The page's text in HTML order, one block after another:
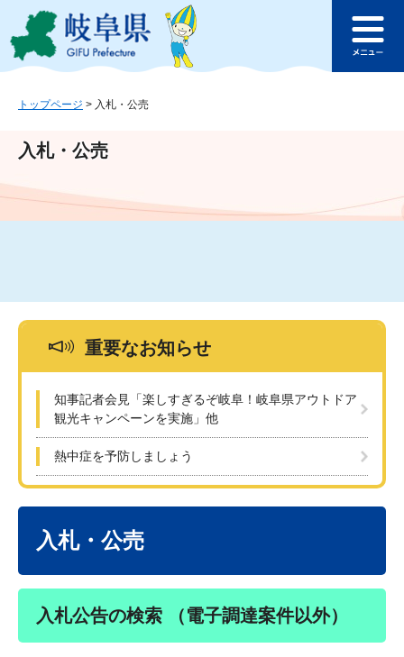
ジ
ュ
文
このページの本文へ
ュ
トップページ > 入札・公売
入札・公売
重要なお知らせ
知事記者会見「楽しすぎるぞ岐阜！岐阜県アウトドア
観光キャンペーンを実施」他
熱中症を予防しましょう
入札・公売
入札公告の検索 （電子調達案件以外）